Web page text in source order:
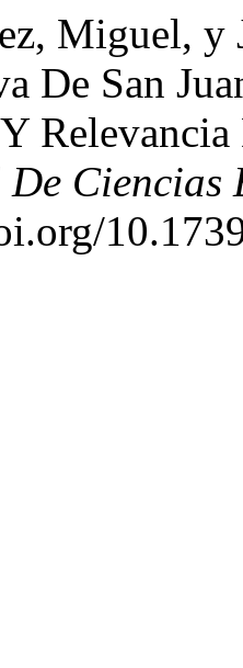
Miguel, y
De San
Ciencias